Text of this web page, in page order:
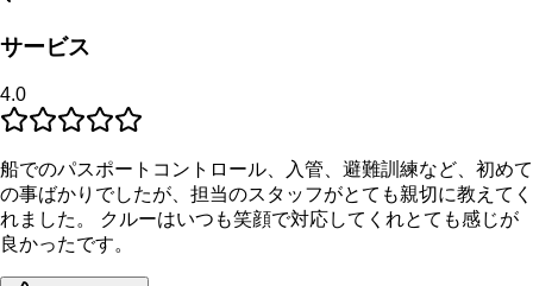
サービス
4.0
船でのパスポートコントロール、入管、避難訓練など、初めて
の事ばかりでしたが、担当のスタッフがとても親切に教えてく
れました。 クルーはいつも笑顔で対応してくれとても感じが
良かったです。